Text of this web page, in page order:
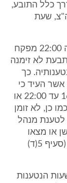
כלל התובע,
שעת
17.3. 17.3. בהתייחס לטענה כי עד לשעה 22:00 מפקח
לא זימנה
כך
העיד כי
הוא סייר או ביקר באתר בין השעות 16:00 עד 22:00 או
כן, לא זומן
לטענת מנהל
או מצאו
שהתובע נעדר וזימנו שומר אחר במקומו (סעיף 5(ד)
בשעות הנטענות